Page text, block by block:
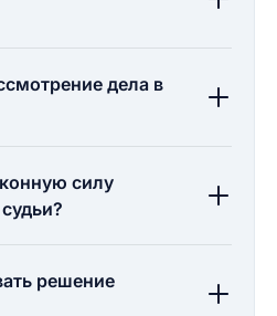
дела в
силу
решение